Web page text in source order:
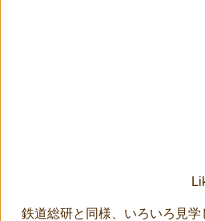
鉄道総研と同様、いろいろ見学